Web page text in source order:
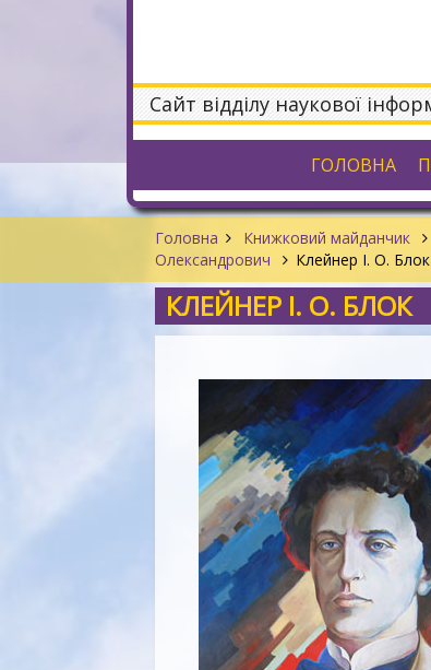
Сайт відділу наукової
ГОЛОВНА
Головна Книжковий майданчик
Олександрович
Клейнер І. О. Блок
КЛЕЙНЕР І. О. БЛОК